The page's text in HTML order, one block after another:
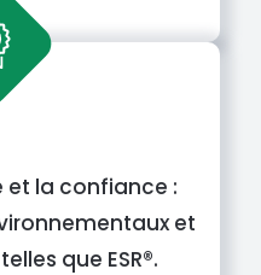
et la confiance :
et
que ESR®.